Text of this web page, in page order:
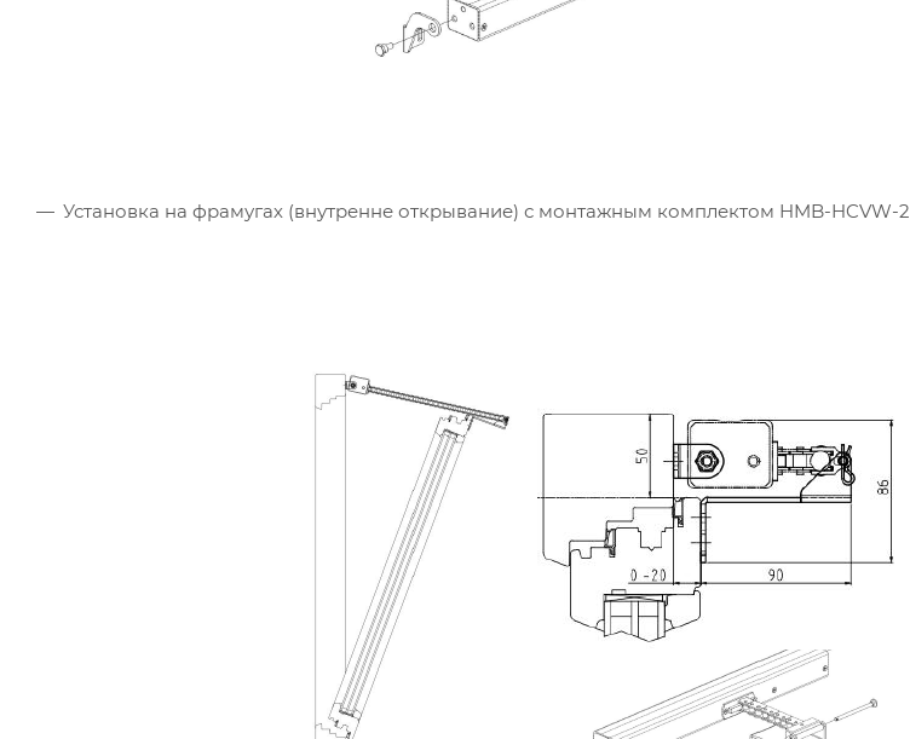
Установка на фрамугах (внутренне открывание) с монтажным комплектом HMB-HCVW-2